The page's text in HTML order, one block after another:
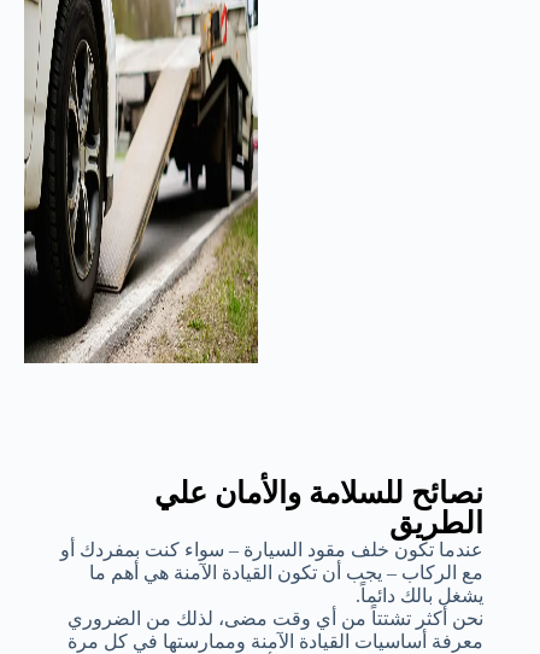
نصائح للسلامة والأمان علي
الطريق
عندما تكون خلف مقود السيارة – سواء كنت بمفردك أو
مع الركاب – يجب أن تكون القيادة الآمنة هي أهم ما
يشغل بالك دائماً.
نحن أكثر تشتتاً من أي وقت مضى، لذلك من الضروري
معرفة أساسيات القيادة الآمنة وممارستها في كل مرة